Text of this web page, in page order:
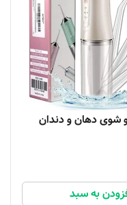
دهان و دندان
به سبد